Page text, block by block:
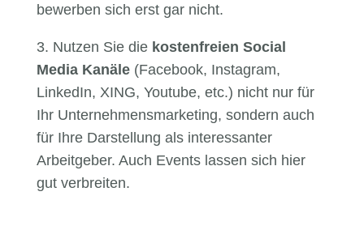
bewerben sich erst gar nicht.
3. Nutzen Sie die kostenfreien Social
Media Kanäle(Facebook, Instagram,
LinkedIn, XING, Youtube, etc.) nicht nur für
Ihr Unternehmensmarketing, sondern auch
für Ihre Darstellung als interessanter
Arbeitgeber. Auch Events lassen sich hier
gut verbreiten.